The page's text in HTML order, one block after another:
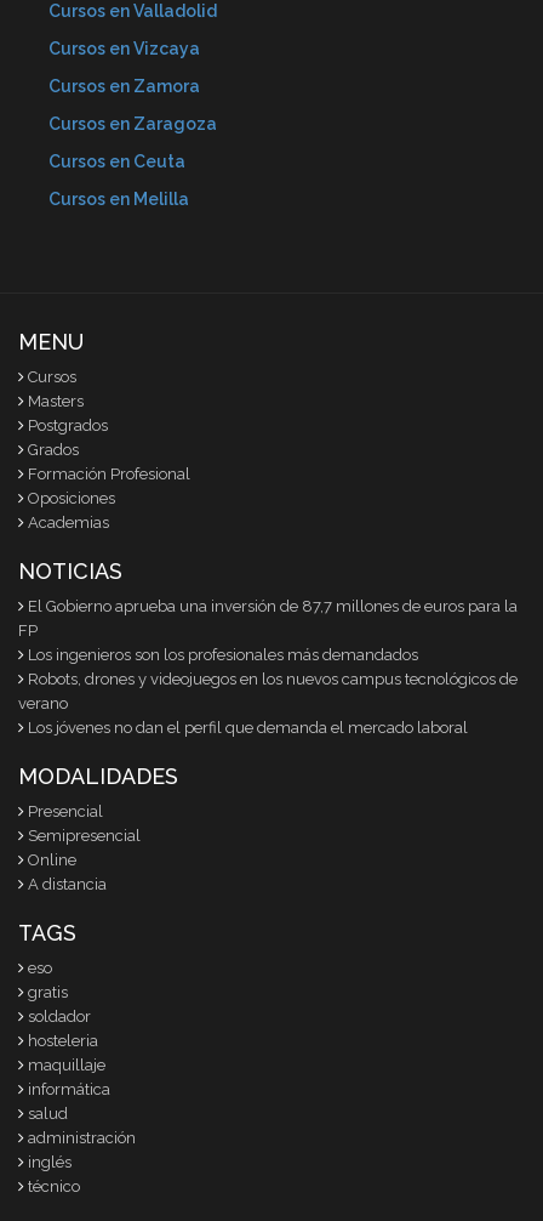
Cursos en Valladolid
Cursos en Vizcaya
Cursos en Zamora
Cursos en Zaragoza
Cursos en Ceuta
Cursos en Melilla
MENU
Cursos
Masters
Postgrados
Grados
Formación Profesional
Oposiciones
Academias
NOTICIAS
El Gobierno aprueba una inversión de 87,7 millones de euros para la
FP
Los ingenieros son los profesionales más demandados
Robots, drones y videojuegos en los nuevos campus tecnológicos de
verano
Los jóvenes no dan el perfil que demanda el mercado laboral
MODALIDADES
Presencial
Semipresencial
Online
A distancia
TAGS
eso
gratis
soldador
hosteleria
maquillaje
informática
salud
administración
inglés
técnico